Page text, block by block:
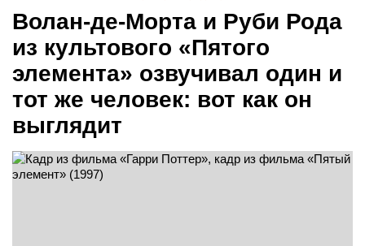
Волан-де-Морта и Руби Рода
из культового «Пятого
элемента» озвучивал один и
тот же человек: вот как он
выглядит